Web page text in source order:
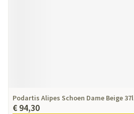
Podartis Alipes Schoen Dame Beige 37l
€ 94,30